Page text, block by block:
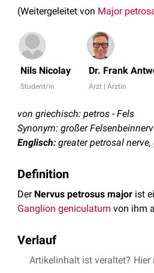
(Weitergeleitet von Major
Nils Nicolay
Student/in
Dr. Frank
Arzt | Ärztin
von griechisch: petros - Fels
Synonym: großer Felsenbeinnerv
Englisch: greater petrosal
Definition
Der Nervus petrosus major ist
Ganglion geniculatum von ihm
Verlauf
Der Nervus petrosus major
Artikelinhalt ist veraltet? Hier